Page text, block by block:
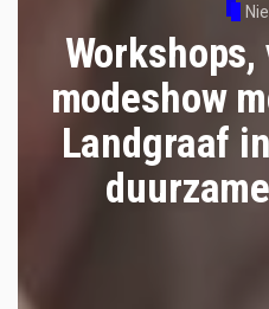
modeshow
Landgraaf